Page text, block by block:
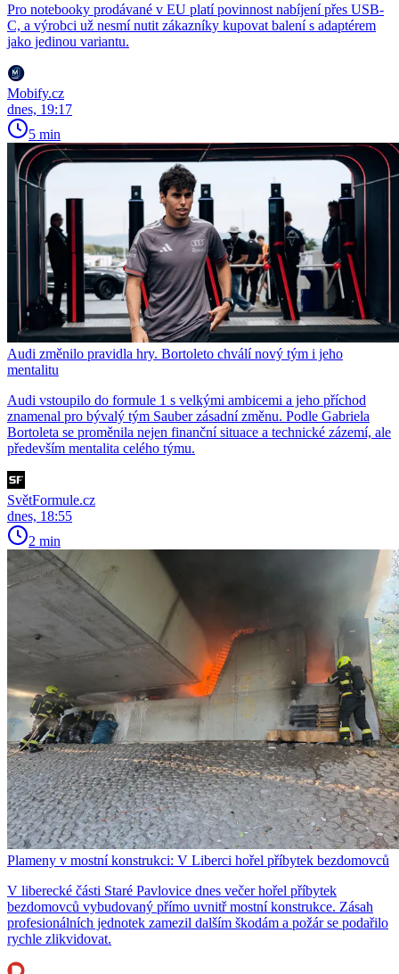
Pro notebooky prodávané v EU platí povinnost nabíjení přes USB-
C, a výrobci už nesmí nutit zákazníky kupovat balení s adaptérem
jako jedinou variantu.
Mobify.cz
dnes, 19:17
5 min
Audi změnilo pravidla hry. Bortoleto chválí nový tým i jeho
mentalitu
Audi vstoupilo do formule 1 s velkými ambicemi a jeho příchod
znamenal pro bývalý tým Sauber zásadní změnu. Podle Gabriela
Bortoleta se proměnila nejen finanční situace a technické zázemí, ale
především mentalita celého týmu.
SvětFormule.cz
dnes, 18:55
2 min
Plameny v mostní konstrukci: V Liberci hořel příbytek bezdomovců
V liberecké části Staré Pavlovice dnes večer hořel příbytek
bezdomovců vybudovaný přímo uvnitř mostní konstrukce. Zásah
profesionálních jednotek zamezil dalším škodám a požár se podařilo
rychle zlikvidovat.